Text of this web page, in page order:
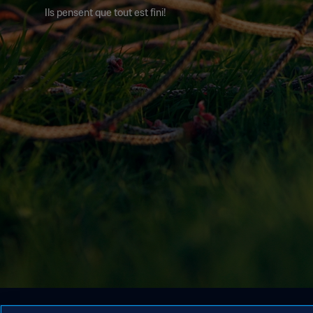
Ils pensent que tout est fini!